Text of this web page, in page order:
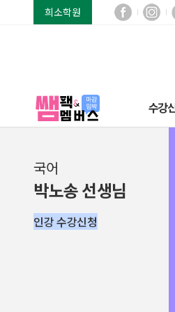
희소학원
수강
국어
박노송 선생님
인강 수강신청